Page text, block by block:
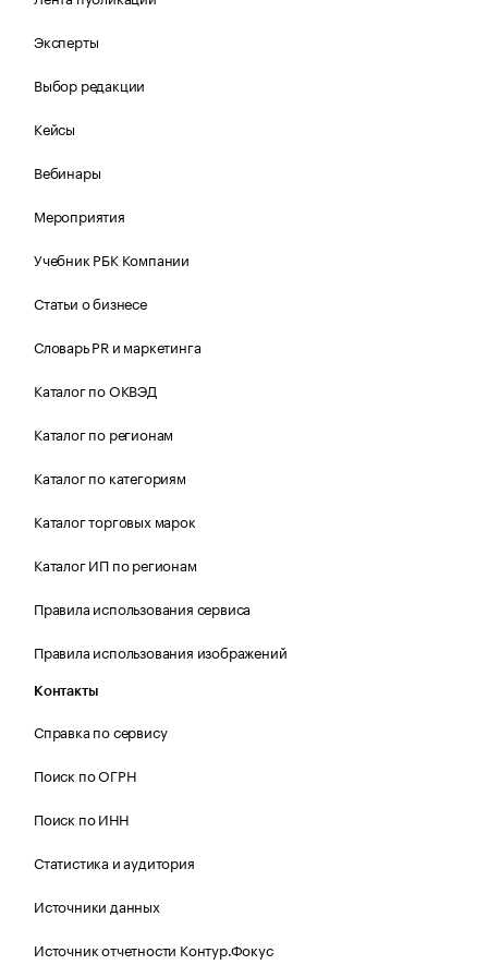
Эксперты
Выбор редакции
Кейсы
Вебинары
Мероприятия
Учебник РБК Компании
Статьи о бизнесе
Словарь PR и маркетинга
Каталог по ОКВЭД
Каталог по регионам
Каталог по категориям
Каталог торговых марок
Каталог ИП по регионам
Правила использования сервиса
Правила использования изображений
Контакты
Справка по сервису
Поиск по ОГРН
Поиск по ИНН
Статистика и аудитория
Источники данных
Источник отчетности Контур.Фокус